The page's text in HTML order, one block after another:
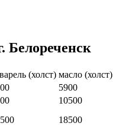
Белореченск
(холст) масло (холст)
5900
10500
18500